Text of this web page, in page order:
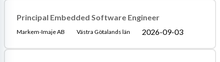
Principal Embedded Software Engineer
Markem-Imaje AB Västra Götalands län 2026-09-03